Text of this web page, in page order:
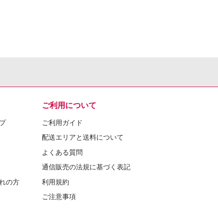
の方
ご利用について
ご利用ガイド
配送エリアと送料について
よくある質問
通信販売の法規に基づく表記
利用規約
ご注意事項